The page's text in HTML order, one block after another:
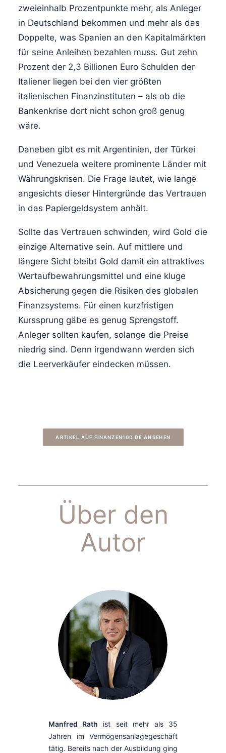
zweieinhalb Prozentpunkte mehr, als Anleger
in Deutschland bekommen und mehr als das
Doppelte, was Spanien an den Kapitalmärkten
für seine Anleihen bezahlen muss. Gut zehn
Prozent der 2,3 Billionen Euro Schulden der
Italiener liegen bei den vier größten
italienischen Finanzinstituten – als ob die
Bankenkrise dort nicht schon groß genug
wäre.
Daneben gibt es mit Argentinien, der Türkei
und Venezuela weitere prominente Länder mit
Währungskrisen. Die Frage lautet, wie lange
angesichts dieser Hintergründe das Vertrauen
in das Papiergeldsystem anhält.
Sollte das Vertrauen schwinden, wird Gold die
einzige Alternative sein. Auf mittlere und
längere Sicht bleibt Gold damit ein attraktives
Wertaufbewahrungsmittel und eine kluge
Absicherung gegen die Risiken des globalen
Finanzsystems. Für einen kurzfristigen
Kurssprung gäbe es genug Sprengstoff.
Anleger sollten kaufen, solange die Preise
niedrig sind. Denn irgendwann werden sich
die Leerverkäufer eindecken müssen.
ARTIKEL AUF FINANZEN100.DE ANSEHEN
Über den
Autor
Manfred Rath ist seit mehr als 35
Jahren im Vermögensanlagegeschäft
tätig. Bereits nach der Ausbildung ging